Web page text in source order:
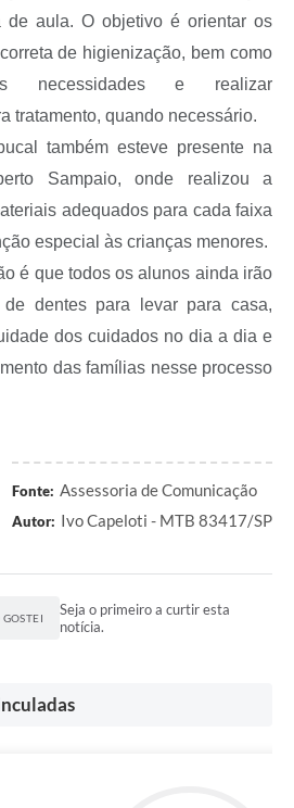
de aula. O objetivo é orientar os
de higienização, bem como
necessidades e realizar
tratamento, quando necessário.
também esteve presente na
Sampaio, onde realizou a
adequados para cada faixa
especial às crianças menores.
é que todos os alunos ainda irão
dentes para levar para casa,
dos cuidados no dia a dia e
das famílias nesse processo
Fonte: Assessoria de Comunicação
Autor: Ivo Capeloti - MTB 83417/SP
Seja o primeiro a curtir esta
notícia.